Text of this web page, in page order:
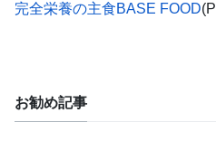
完全栄養の主食BASE FOOD
お勧め記事